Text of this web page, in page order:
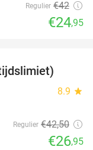
Regulier €42
€24,95
8.9 star
Regulier €42,50
€26,95